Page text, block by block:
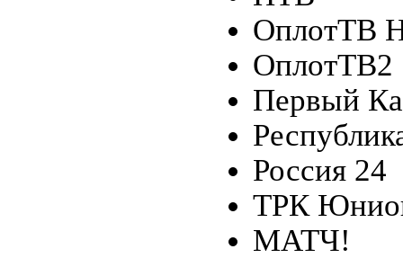
ОплотТВ
ОплотТВ2
Первый
Россия 24
ТРК
МАТЧ!